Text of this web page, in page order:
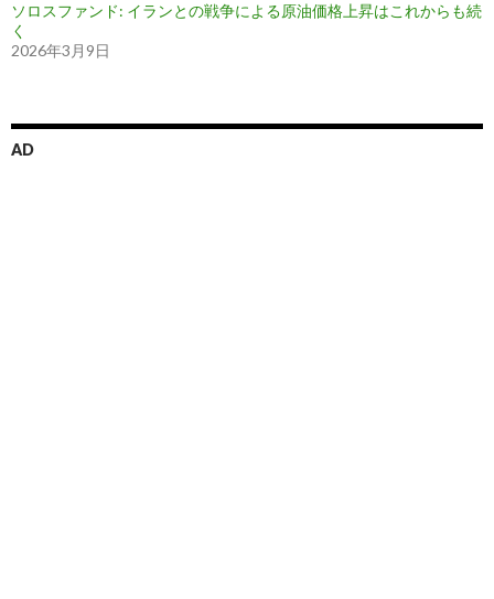
ソロスファンド: イランとの戦争による原油価格上昇はこれからも続
く
2026年3月9日
AD